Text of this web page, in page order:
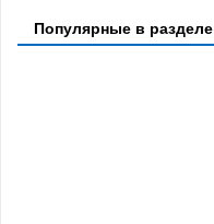
Популярные в разделе